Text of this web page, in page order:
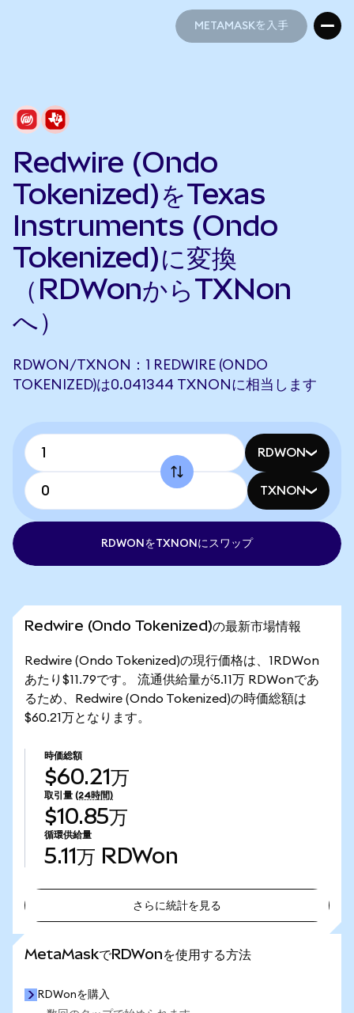
METAMASKを入手
Redwire (Ondo
Tokenized)をTexas
Instruments (Ondo
Tokenized)に変換
（RDWonからTXNon
へ）
RDWON/TXNON：1 REDWIRE (ONDO
TOKENIZED)は0.041344 TXNONに相当します
RDWON
TXNON
RDWONをTXNONにスワップ
Redwire (Ondo Tokenized)の最新市場情報
Redwire (Ondo Tokenized)の現行価格は、1RDWon
あたり$11.79です。 流通供給量が5.11万 RDWonであ
るため、Redwire (Ondo Tokenized)の時価総額は
$60.21万となります。
時価総額
$60.21万
取引量 (24時間)
$10.85万
循環供給量
5.11万 RDWon
さらに統計を見る
MetaMaskでRDWonを使用する方法
RDWonを購入